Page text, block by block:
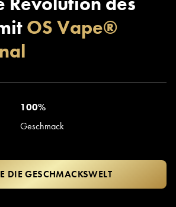
OS Vape®
100%
Geschmack
DIE GESCHMACKSWELT